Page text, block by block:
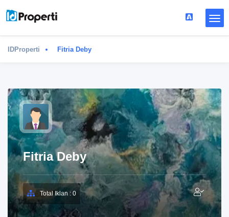
IDProperti Fitria Deby
Fitria Deby
Total Iklan : 0